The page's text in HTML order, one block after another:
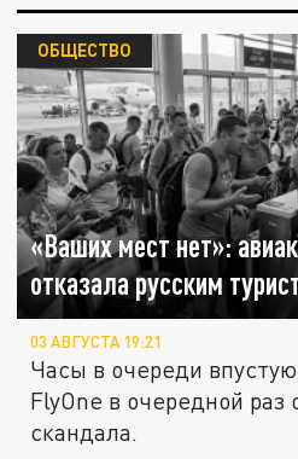
«Ваших мест нет»:
отказала русским
ОБЩЕСТВО
03 АВГУСТА 19:21
Часы в очереди
FlyOne в очередной раз
скандала.